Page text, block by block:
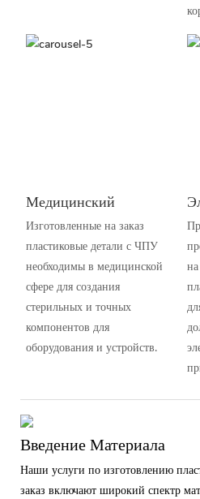
Медицинский
Изготовленные на заказ
пластиковые детали с ЧПУ
необходимы в медицинской
сфере для создания
стерильных и точных
компонентов для
оборудования и устройств.
Введение Материала
Наши услуги по изготовлению
заказ включают широкий спектр